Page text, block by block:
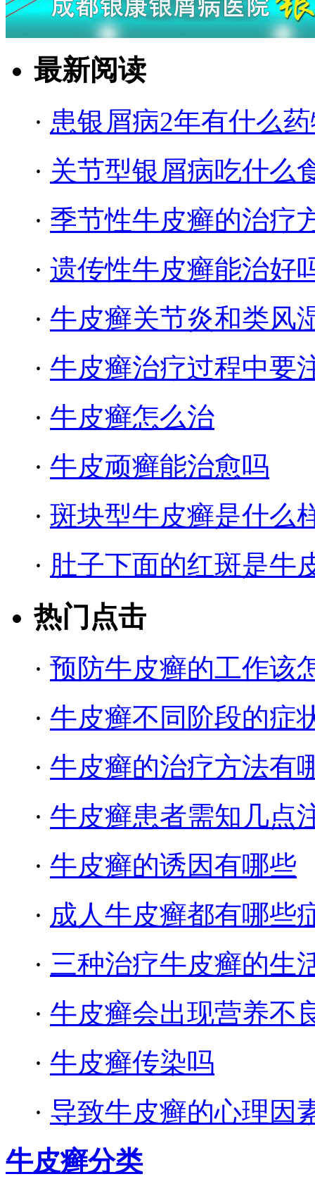
最新阅读
· 患银屑病2年有什么
· 关节型银屑病吃什么
· 季节性牛皮癣的治疗
· 遗传性牛皮癣能治好
· 牛皮癣关节炎和类风
· 牛皮癣治疗过程中要
· 牛皮癣怎么治
· 牛皮顽癣能治愈吗
· 斑块型牛皮癣是什么
· 肚子下面的红斑是牛
热门点击
· 预防牛皮癣的工作该
· 牛皮癣不同阶段的症
· 牛皮癣的治疗方法有
· 牛皮癣患者需知几点
· 牛皮癣的诱因有哪些
· 成人牛皮癣都有哪些
· 三种治疗牛皮癣的生
· 牛皮癣会出现营养不
· 牛皮癣传染吗
· 导致牛皮癣的心理因
牛皮癣分类